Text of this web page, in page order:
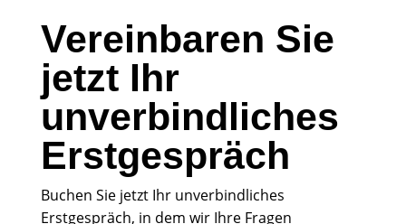
Vereinbaren Sie
jetzt Ihr
unverbindliches
Erstgespräch
Buchen Sie jetzt Ihr unverbindliches
Erstgespräch, in dem wir Ihre Fragen